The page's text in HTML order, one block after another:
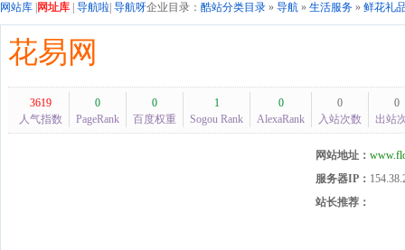
网站库 网址库 导航啦 导航呀企业目录： 酷站分类目录 » 导航 » 生活服务 » 鲜花礼
花易网
3619
人气指数
0
PageRank
0
百度权重
1
Sogou Rank
0
AlexaRank
0
入站次数
0
出站
网站地址：
服务器IP：
站长推荐：